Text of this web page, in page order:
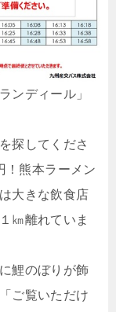
ンディール」
探してくださ
！熊本ラーメン
大きな飲食店
㎞離れていま
鯉のぼりが飾
ご覧いただけ